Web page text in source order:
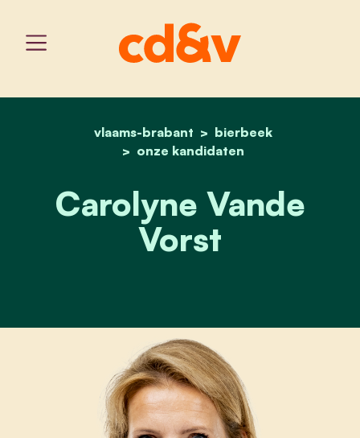
home
vlaams-brabant
bierbeek
onze kandidaten
carolyne vande vorst
Carolyne Vande
Vorst